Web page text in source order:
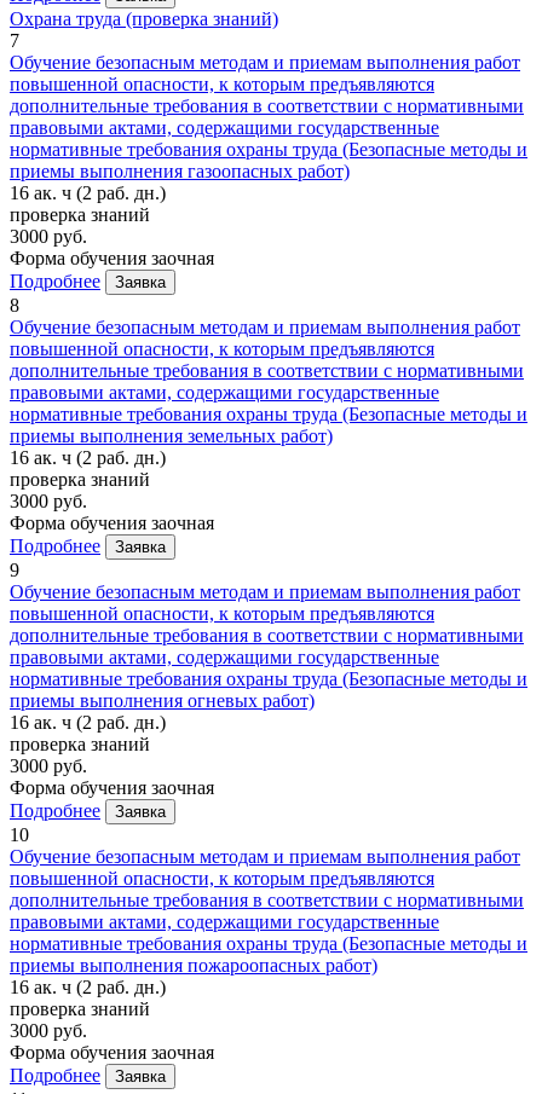
Охрана труда (проверка знаний)
7
Обучение безопасным методам и приемам выполнения работ
повышенной опасности, к которым предъявляются
дополнительные требования в соответствии с нормативными
правовыми актами, содержащими государственные
нормативные требования охраны труда (Безопасные методы и
приемы выполнения газоопасных работ)
16 ак. ч (2 раб. дн.)
проверка знаний
3000 руб.
Форма обучения заочная
Подробнее
Заявка
8
Обучение безопасным методам и приемам выполнения работ
повышенной опасности, к которым предъявляются
дополнительные требования в соответствии с нормативными
правовыми актами, содержащими государственные
нормативные требования охраны труда (Безопасные методы и
приемы выполнения земельных работ)
16 ак. ч (2 раб. дн.)
проверка знаний
3000 руб.
Форма обучения заочная
Подробнее
Заявка
9
Обучение безопасным методам и приемам выполнения работ
повышенной опасности, к которым предъявляются
дополнительные требования в соответствии с нормативными
правовыми актами, содержащими государственные
нормативные требования охраны труда (Безопасные методы и
приемы выполнения огневых работ)
16 ак. ч (2 раб. дн.)
проверка знаний
3000 руб.
Форма обучения заочная
Подробнее
Заявка
10
Обучение безопасным методам и приемам выполнения работ
повышенной опасности, к которым предъявляются
дополнительные требования в соответствии с нормативными
правовыми актами, содержащими государственные
нормативные требования охраны труда (Безопасные методы и
приемы выполнения пожароопасных работ)
16 ак. ч (2 раб. дн.)
проверка знаний
3000 руб.
Форма обучения заочная
Подробнее
Заявка